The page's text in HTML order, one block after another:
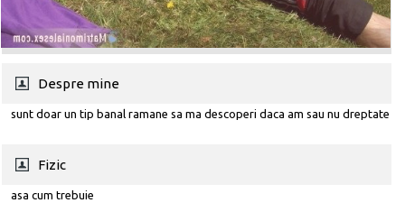
Despre mine
sunt doar un tip banal ramane sa ma descoperi daca am sau nu dreptate
Fizic
asa cum trebuie